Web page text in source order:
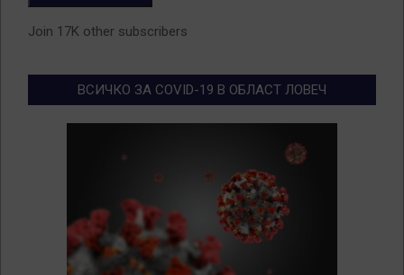
Join 17K other subscribers
ВСИЧКО ЗА COVID-19 В ОБЛАСТ ЛОВЕЧ